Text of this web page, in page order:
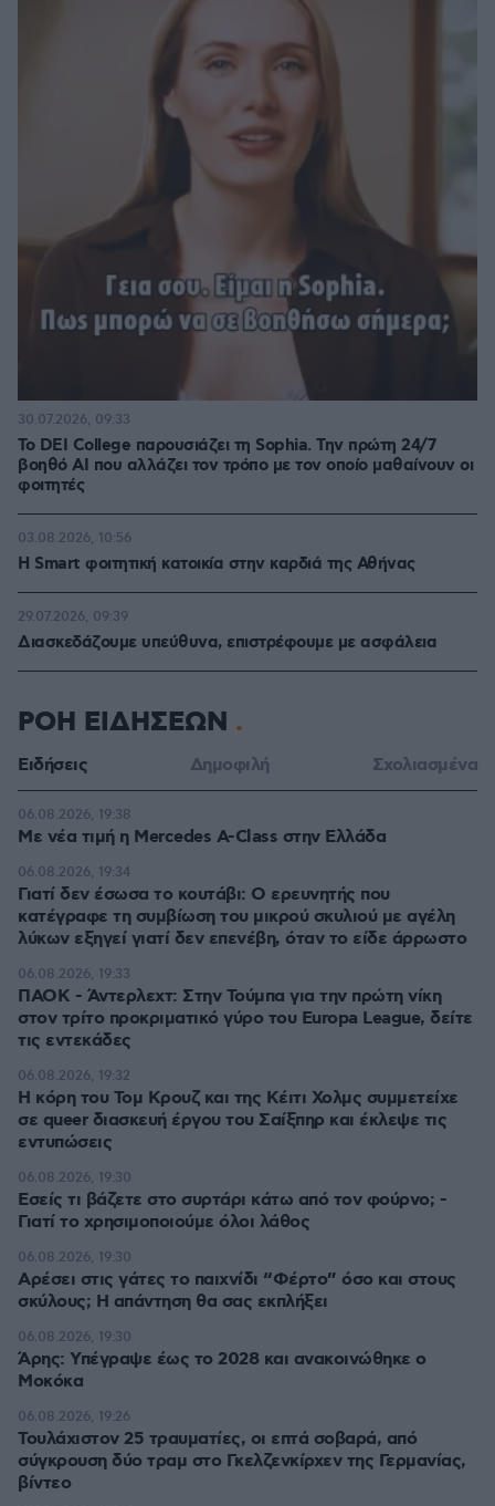
Το DEI College παρουσιάζει τη Sophia. Την πρώτη 24/7
βοηθό AI που αλλάζει τον τρόπο με τον οποίο μαθαίνουν οι
φοιτητές
30.07.2026, 09:33
Η Smart φοιτητική κατοικία στην καρδιά της Αθήνας
03.08.2026, 10:56
Διασκεδάζουμε υπεύθυνα, επιστρέφουμε με ασφάλεια
29.07.2026, 09:39
ΡΟΗ ΕΙΔΗΣΕΩΝ
Ειδήσεις Δημοφιλή Σχολιασμένα
Με νέα τιμή η Mercedes A-Class στην Ελλάδα
06.08.2026, 19:38
Γιατί δεν έσωσα το κουτάβι: Ο ερευνητής που
κατέγραφε τη συμβίωση του μικρού σκυλιού με αγέλη
λύκων εξηγεί γιατί δεν επενέβη, όταν το είδε άρρωστο
06.08.2026, 19:34
ΠΑΟΚ - Άντερλεχτ: Στην Τούμπα για την πρώτη νίκη
στον τρίτο προκριματικό γύρο του Europa League, δείτε
τις εντεκάδες
06.08.2026, 19:33
Η κόρη του Τομ Κρουζ και της Κέιτι Χολμς συμμετείχε
σε queer διασκευή έργου του Σαίξπηρ και έκλεψε τις
εντυπώσεις
06.08.2026, 19:32
Εσείς τι βάζετε στο συρτάρι κάτω από τον φούρνο; -
Γιατί το χρησιμοποιούμε όλοι λάθος
06.08.2026, 19:30
Αρέσει στις γάτες το παιχνίδι “Φέρτο” όσο και στους
σκύλους; Η απάντηση θα σας εκπλήξει
06.08.2026, 19:30
Άρης: Υπέγραψε έως το 2028 και ανακοινώθηκε ο
Μοκόκα
06.08.2026, 19:30
Τουλάχιστον 25 τραυματίες, οι επτά σοβαρά, από
σύγκρουση δύο τραμ στο Γκελζενκίρχεν της Γερμανίας,
βίντεο
06.08.2026, 19:26